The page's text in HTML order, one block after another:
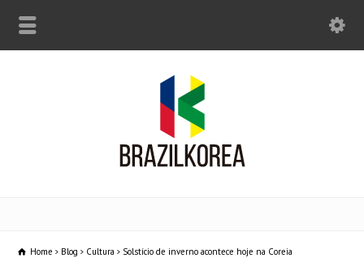
Home Blog Cultura Solstício de inverno acontece hoje na Coreia